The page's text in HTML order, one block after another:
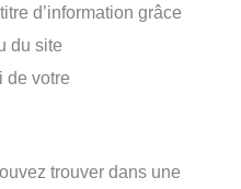
d’information grâce
du site
de votre
trouver dans une